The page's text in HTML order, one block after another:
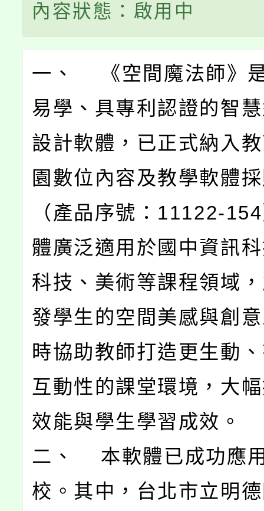
內容狀態：啟用中
一、 《空間魔法師》
易學、具專利認證的智
設計軟體，已正式納入
園數位內容及教學軟體
（產品序號：11122-
體廣泛適用於國中資訊
科技、美術等課程領域
發學生的空間美感與創
時協助教師打造更生動
互動性的課堂環境，大
效能與學生學習成效。
二、 本軟體已成功應
校。其中，台北市立明